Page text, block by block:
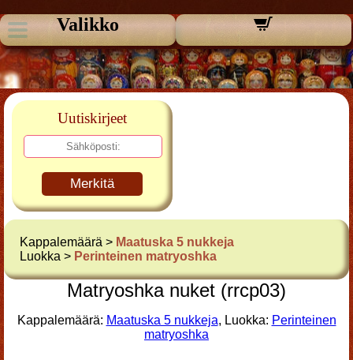
Valikko
Uutiskirjeet
Merkitä
Kappalemäärä > Maatuska 5 nukkeja
Luokka > Perinteinen matryoshka
Matryoshka nuket (rrcp03)
Kappalemäärä: Maatuska 5 nukkeja, Luokka: Perinteinen
matryoshka